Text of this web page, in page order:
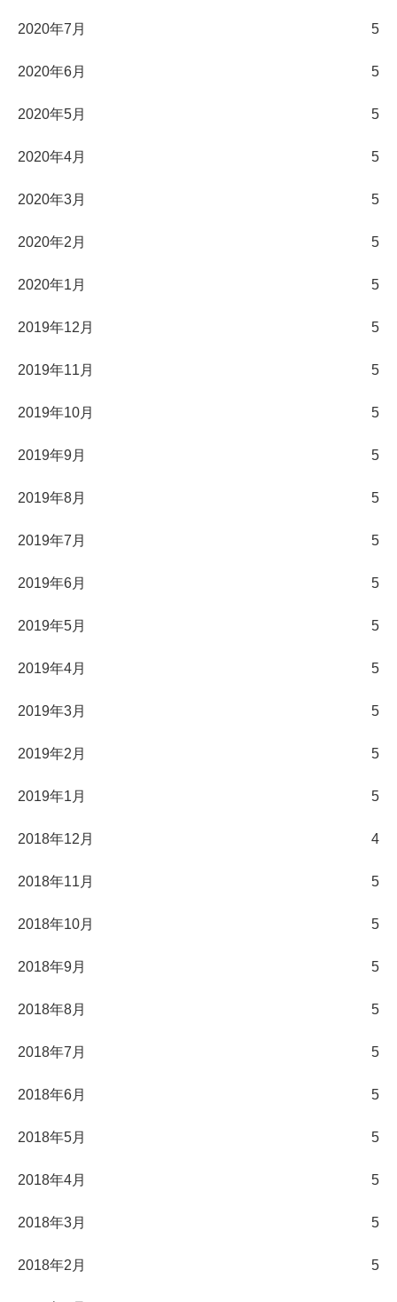
2020年7月 5
2020年6月 5
2020年5月 5
2020年4月 5
2020年3月 5
2020年2月 5
2020年1月 5
2019年12月 5
2019年11月 5
2019年10月 5
2019年9月 5
2019年8月 5
2019年7月 5
2019年6月 5
2019年5月 5
2019年4月 5
2019年3月 5
2019年2月 5
2019年1月 5
2018年12月 4
2018年11月 5
2018年10月 5
2018年9月 5
2018年8月 5
2018年7月 5
2018年6月 5
2018年5月 5
2018年4月 5
2018年3月 5
2018年2月 5